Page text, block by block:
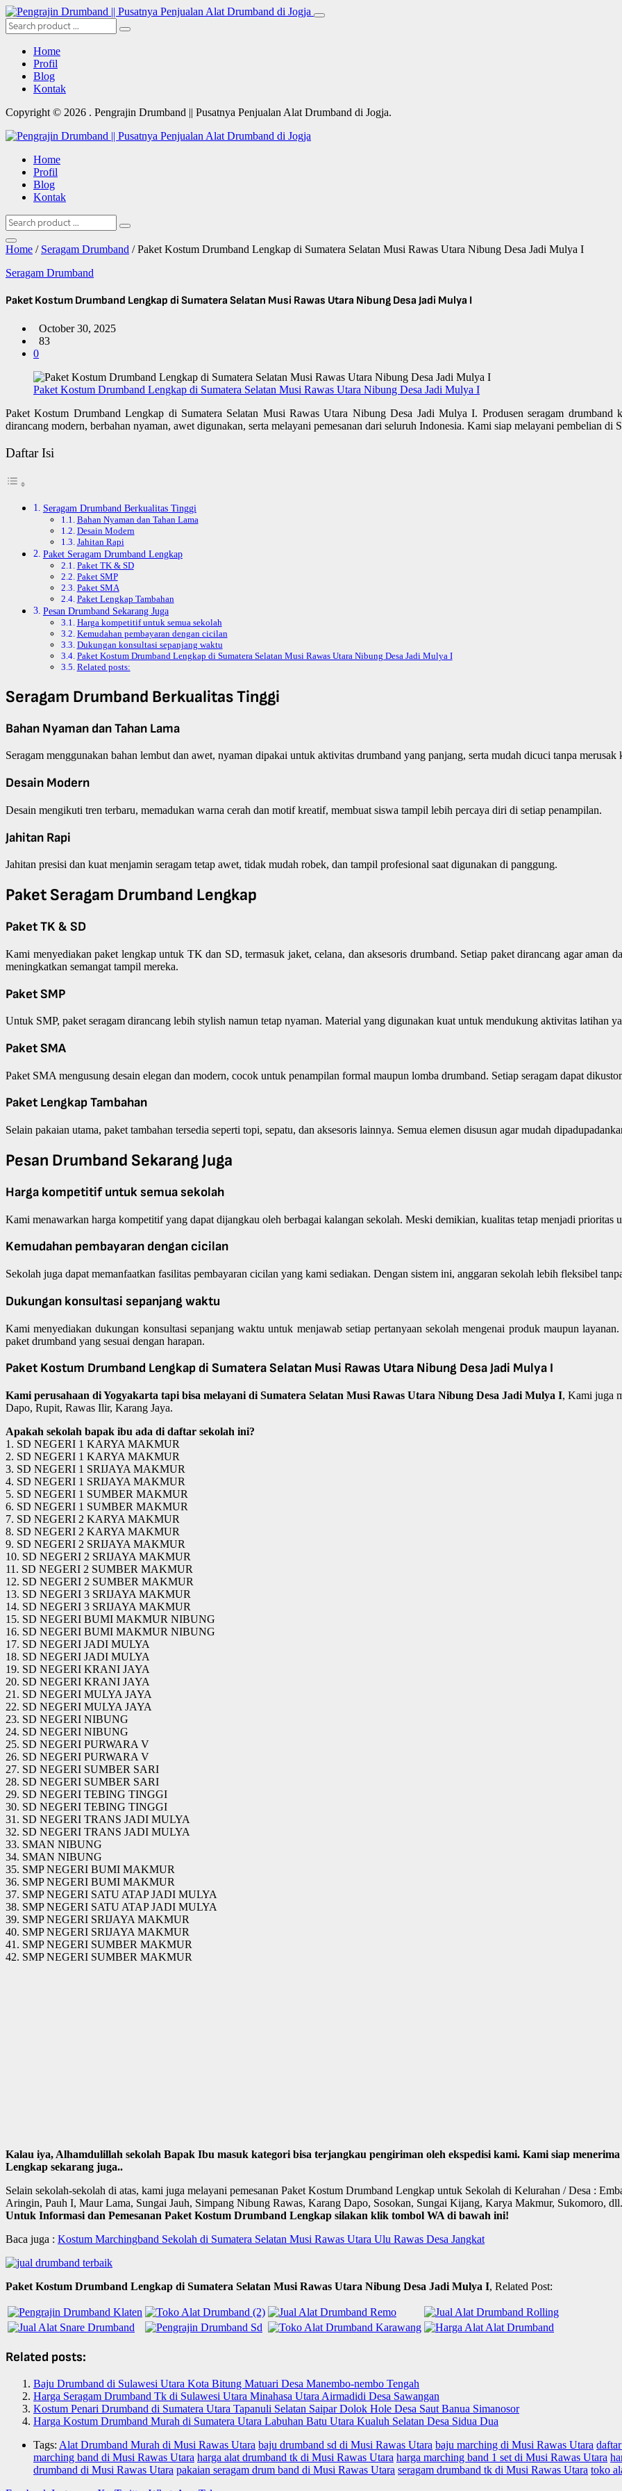
Home
Profil
Blog
Kontak
Copyright © 2026 . Pengrajin Drumband || Pusatnya Penjualan Alat Drumband di Jogja.
Home
Profil
Blog
Kontak
Home / Seragam Drumband / Paket Kostum Drumband Lengkap di Sumatera Selatan Musi Rawas Utara Nibung Desa Jadi Mulya I
Seragam Drumband
Paket Kostum Drumband Lengkap di Sumatera Selatan Musi Rawas Utara Nibung Desa Jadi Mulya I
October 30, 2025
83
0
Paket Kostum Drumband Lengkap di Sumatera Selatan Musi Rawas Utara Nibung Desa Jadi Mulya I
Paket Kostum Drumband Lengkap di Sumatera Selatan Musi Rawas Utara Nibung Desa Jadi Mulya I. Produsen seragam
dirancang modern, berbahan nyaman, awet digunakan, serta melayani pemesanan dari seluruh Indonesia. Kami siap melayani pembelian
Daftar Isi
Seragam Drumband Berkualitas Tinggi
Bahan Nyaman dan Tahan Lama
Desain Modern
Jahitan Rapi
Paket Seragam Drumband Lengkap
Paket TK & SD
Paket SMP
Paket SMA
Paket Lengkap Tambahan
Pesan Drumband Sekarang Juga
Harga kompetitif untuk semua sekolah
Kemudahan pembayaran dengan cicilan
Dukungan konsultasi sepanjang waktu
Paket Kostum Drumband Lengkap di Sumatera Selatan Musi Rawas Utara Nibung Desa Jadi Mulya I
Related posts:
Seragam Drumband Berkualitas Tinggi
Bahan Nyaman dan Tahan Lama
Seragam menggunakan bahan lembut dan awet, nyaman dipakai untuk aktivitas drumband yang panjang, serta mudah dicuci tanpa merusak
Desain Modern
Desain mengikuti tren terbaru, memadukan warna cerah dan motif kreatif, membuat siswa tampil lebih percaya diri di setiap penampilan.
Jahitan Rapi
Jahitan presisi dan kuat menjamin seragam tetap awet, tidak mudah robek, dan tampil profesional saat digunakan di panggung.
Paket Seragam Drumband Lengkap
Paket TK & SD
Kami menyediakan paket lengkap untuk TK dan SD, termasuk jaket, celana, dan aksesoris drumband. Setiap paket dirancang agar aman
meningkatkan semangat tampil mereka.
Paket SMP
Untuk SMP, paket seragam dirancang lebih stylish namun tetap nyaman. Material yang digunakan kuat untuk mendukung aktivitas latihan
Paket SMA
Paket SMA mengusung desain elegan dan modern, cocok untuk penampilan formal maupun lomba drumband. Setiap seragam dapat
Paket Lengkap Tambahan
Selain pakaian utama, paket tambahan tersedia seperti topi, sepatu, dan aksesoris lainnya. Semua elemen disusun agar mudah
Pesan Drumband Sekarang Juga
Harga kompetitif untuk semua sekolah
Kami menawarkan harga kompetitif yang dapat dijangkau oleh berbagai kalangan sekolah. Meski demikian, kualitas tetap menjadi prioritas
Kemudahan pembayaran dengan cicilan
Sekolah juga dapat memanfaatkan fasilitas pembayaran cicilan yang kami sediakan. Dengan sistem ini, anggaran sekolah lebih fleksibel
Dukungan konsultasi sepanjang waktu
Kami menyediakan dukungan konsultasi sepanjang waktu untuk menjawab setiap pertanyaan sekolah mengenai produk maupun
paket drumband yang sesuai dengan harapan.
Paket Kostum Drumband Lengkap di Sumatera Selatan Musi Rawas Utara Nibung Desa Jadi Mulya I
Kami perusahaan di Yogyakarta tapi bisa melayani di Sumatera Selatan Musi Rawas Utara Nibung Desa Jadi Mulya I, Kami juga
Dapo, Rupit, Rawas Ilir, Karang Jaya.
Apakah sekolah bapak ibu ada di daftar sekolah ini?
1. SD NEGERI 1 KARYA MAKMUR
2. SD NEGERI 1 KARYA MAKMUR
3. SD NEGERI 1 SRIJAYA MAKMUR
4. SD NEGERI 1 SRIJAYA MAKMUR
5. SD NEGERI 1 SUMBER MAKMUR
6. SD NEGERI 1 SUMBER MAKMUR
7. SD NEGERI 2 KARYA MAKMUR
8. SD NEGERI 2 KARYA MAKMUR
9. SD NEGERI 2 SRIJAYA MAKMUR
10. SD NEGERI 2 SRIJAYA MAKMUR
11. SD NEGERI 2 SUMBER MAKMUR
12. SD NEGERI 2 SUMBER MAKMUR
13. SD NEGERI 3 SRIJAYA MAKMUR
14. SD NEGERI 3 SRIJAYA MAKMUR
15. SD NEGERI BUMI MAKMUR NIBUNG
16. SD NEGERI BUMI MAKMUR NIBUNG
17. SD NEGERI JADI MULYA
18. SD NEGERI JADI MULYA
19. SD NEGERI KRANI JAYA
20. SD NEGERI KRANI JAYA
21. SD NEGERI MULYA JAYA
22. SD NEGERI MULYA JAYA
23. SD NEGERI NIBUNG
24. SD NEGERI NIBUNG
25. SD NEGERI PURWARA V
26. SD NEGERI PURWARA V
27. SD NEGERI SUMBER SARI
28. SD NEGERI SUMBER SARI
29. SD NEGERI TEBING TINGGI
30. SD NEGERI TEBING TINGGI
31. SD NEGERI TRANS JADI MULYA
32. SD NEGERI TRANS JADI MULYA
33. SMAN NIBUNG
34. SMAN NIBUNG
35. SMP NEGERI BUMI MAKMUR
36. SMP NEGERI BUMI MAKMUR
37. SMP NEGERI SATU ATAP JADI MULYA
38. SMP NEGERI SATU ATAP JADI MULYA
39. SMP NEGERI SRIJAYA MAKMUR
40. SMP NEGERI SRIJAYA MAKMUR
41. SMP NEGERI SUMBER MAKMUR
42. SMP NEGERI SUMBER MAKMUR
Kalau iya, Alhamdulillah sekolah Bapak Ibu masuk kategori bisa terjangkau pengiriman oleh ekspedisi kami. Kami siap
Lengkap sekarang juga..
Selain sekolah-sekolah di atas, kami juga melayani pemesanan Paket Kostum Drumband Lengkap untuk Sekolah di Kelurahan / Desa :
Aringin, Pauh I, Maur Lama, Sungai Jauh, Simpang Nibung Rawas, Karang Dapo, Sosokan, Sungai Kijang, Karya Makmur, Sukomoro, dll.
Untuk Informasi dan Pemesanan Paket Kostum Drumband Lengkap silakan klik tombol WA di bawah ini!
Baca juga : Kostum Marchingband Sekolah di Sumatera Selatan Musi Rawas Utara Ulu Rawas Desa Jangkat
Paket Kostum Drumband Lengkap di Sumatera Selatan Musi Rawas Utara Nibung Desa Jadi Mulya I, Related Post:
Related posts:
Baju Drumband di Sulawesi Utara Kota Bitung Matuari Desa Manembo-nembo Tengah
Harga Seragam Drumband Tk di Sulawesi Utara Minahasa Utara Airmadidi Desa Sawangan
Kostum Penari Drumband di Sumatera Utara Tapanuli Selatan Saipar Dolok Hole Desa Saut Banua Simanosor
Harga Kostum Drumband Murah di Sumatera Utara Labuhan Batu Utara Kualuh Selatan Desa Sidua Dua
Tags: Alat Drumband Murah di Musi Rawas Utara baju drumband sd di Musi Rawas Utara baju marching di Musi Rawas Utara
marching band di Musi Rawas Utara harga alat drumband tk di Musi Rawas Utara harga marching band 1 set di Musi Rawas Utara
drumband di Musi Rawas Utara pakaian seragam drum band di Musi Rawas Utara seragam drumband tk di Musi Rawas Utara toko